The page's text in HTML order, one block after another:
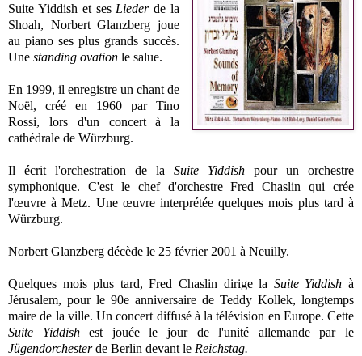
Suite Yiddish et ses Liederde la
Shoah, Norbert Glanzberg joue
au piano ses plus grands succès.
Une standing ovation le salue.
En 1999, il enregistre un chant de
Noël, créé en 1960 par Tino
Rossi, lors d'un concert à la
cathédrale de Würzburg.
Il écrit l'orchestration de la Suite Yiddish pour un orchestre
symphonique. C'est le chef d'orchestre Fred Chaslin qui crée
l'œuvre à Metz. Une œuvre interprétée quelques mois plus tard à
Würzburg.
Norbert Glanzberg décède le 25 février 2001 à Neuilly.
Quelques mois plus tard, Fred Chaslin dirige la Suite Yiddishà
Jérusalem, pour le 90e anniversaire de Teddy Kollek, longtemps
maire de la ville. Un concert diffusé à la télévision en Europe. Cette
Suite Yiddishest jouée le jour de l'unité allemande par le
Jügendorchesterde Berlin devant le Reichstag.